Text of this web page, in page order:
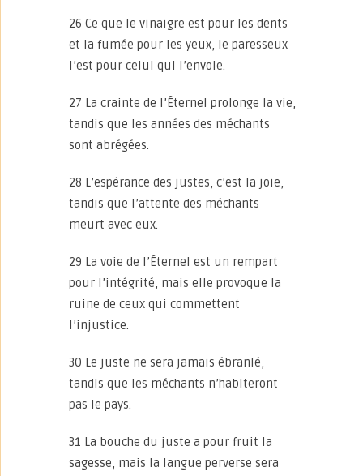
26 Ce que le vinaigre est pour les dents
et la fumée pour les yeux, le paresseux
l’est pour celui qui l’envoie.
27 La crainte de l’Éternel prolonge la vie,
tandis que les années des méchants
sont abrégées.
28 L’espérance des justes, c’est la joie,
tandis que l’attente des méchants
meurt avec eux.
29 La voie de l’Éternel est un rempart
pour l’intégrité, mais elle provoque la
ruine de ceux qui commettent
l’injustice.
30 Le juste ne sera jamais ébranlé,
tandis que les méchants n’habiteront
pas le pays.
31 La bouche du juste a pour fruit la
sagesse, mais la langue perverse sera